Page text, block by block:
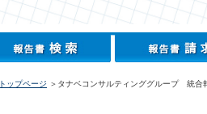
トップページ ＞タナベコンサルティンググループ 統合